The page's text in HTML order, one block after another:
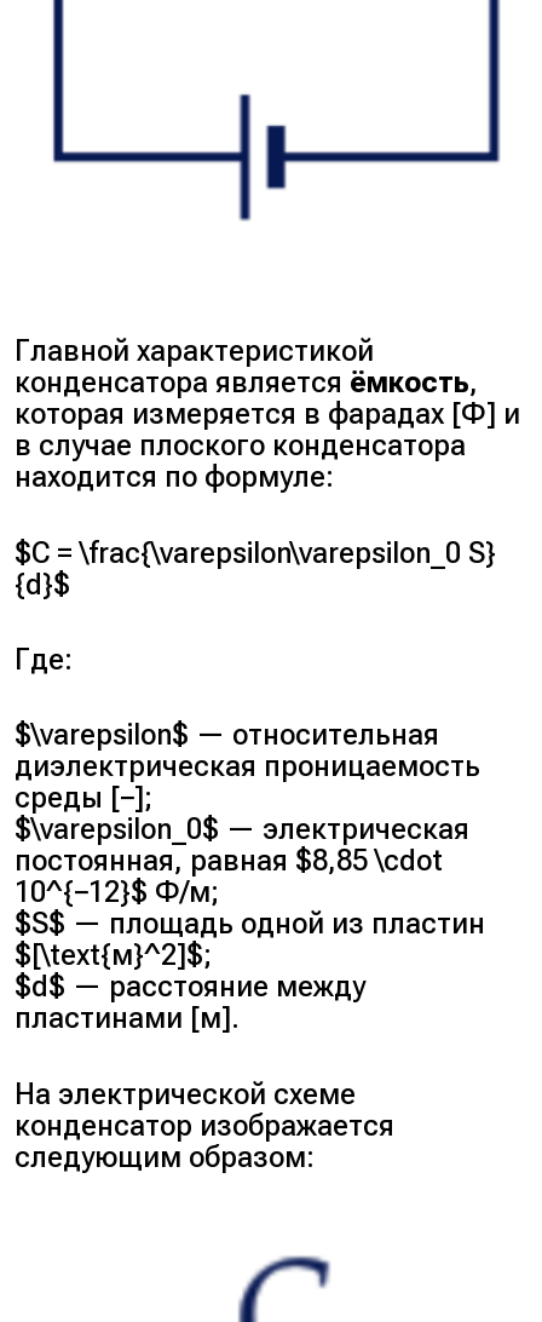
Главной характеристикой
конденсатора является ёмкость,
которая измеряется в фарадах [Ф] и
в случае плоского конденсатора
находится по формуле:
$C = \frac{\varepsilon\varepsilon_0 S}
{d}$
Где:
$\varepsilon$ — относительная
диэлектрическая проницаемость
среды [−];
$\varepsilon_0$ — электрическая
постоянная, равная $8,85 \cdot
10^{−12}$ Ф/м;
$S$ — площадь одной из пластин
$[\text{м}^2]$;
$d$ — расстояние между
пластинами [м].
На электрической схеме
конденсатор изображается
следующим образом: